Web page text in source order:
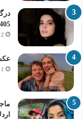
1405 +
12
11